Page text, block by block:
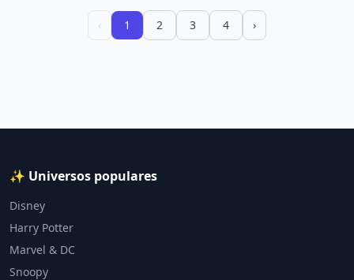
‹ 1 2 3 4 ›
✨ Universos populares
Disney
Harry Potter
Marvel & DC
Snoopy